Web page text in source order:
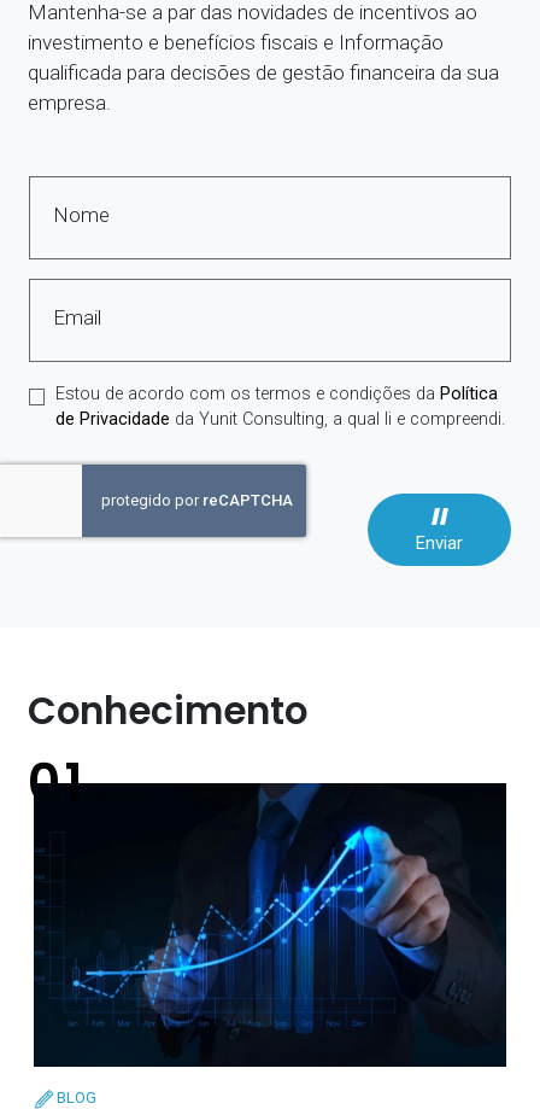
Mantenha-se a par das novidades de incentivos ao
investimento e benefícios fiscais e Informação
qualificada para decisões de gestão financeira da sua
empresa.
Nome
Email
Estou de acordo com os termos e condições da Política
de Privacidade da Yunit Consulting, a qual li e compreendi.
Enviar
Conhecimento
BLOG